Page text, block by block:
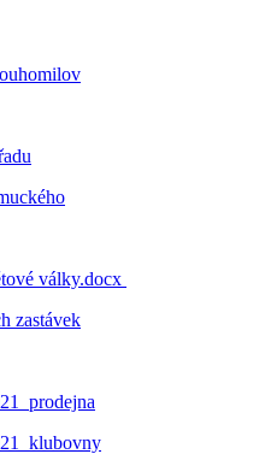
války.docx
zastávek